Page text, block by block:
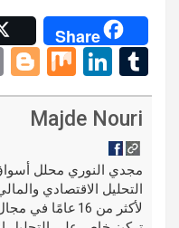
Share
T
u
m
bl
r
Li
n
ke
n
M
ix
Majde Nouri
مجدي النوري محلل
التحليل الاقتصادي
لأكثر من 16 عامًا